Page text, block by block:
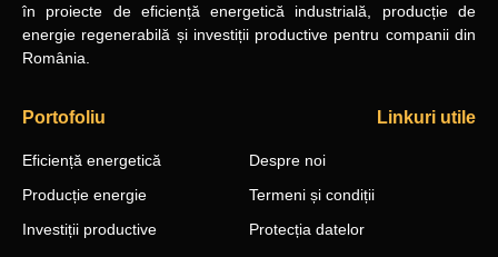
în proiecte de eficiență energetică industrială, producție de
energie regenerabilă și investiții productive pentru companii din
România.
Portofoliu
Eficiență energetică
Producție energie
Investiții productive
Linkuri utile
Despre noi
Termeni și condiții
Protecția datelor